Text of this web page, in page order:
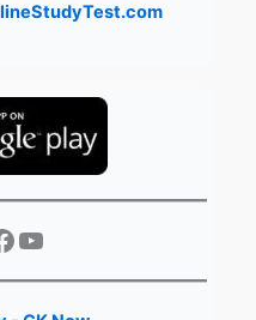
YouTube